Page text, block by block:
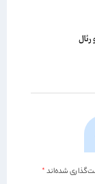
شده‌اند*